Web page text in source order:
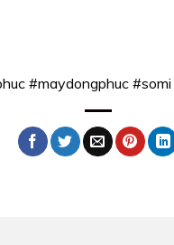
#maydongphuc #somi